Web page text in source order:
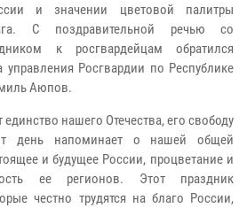
и значении цветовой палитры
С поздравительной речью со
к росгвардейцам обратился
управления Росгвардии по Республике
Аюпов.
нашего Отечества, его свободу
день напоминает о нашей общей
и будущее России, процветание и
ее регионов. Этот праздник
честно трудятся на благо России,